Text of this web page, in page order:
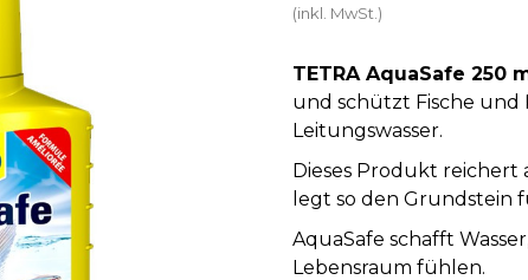
(inkl. MwSt.)
TETRA AquaSafe 250
und schützt Fische und
Leitungswasser.
Dieses Produkt reichert
legt so den Grundstein
AquaSafe schafft
Lebensraum fühlen.